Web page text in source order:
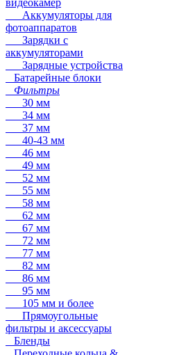
видеокамер
Аккумуляторы для
фотоаппаратов
Зарядки с
аккумуляторами
Зарядные устройства
Батарейные блоки
Фильтры
30 мм
34 мм
37 мм
40-43 мм
46 мм
49 мм
52 мм
55 мм
58 мм
62 мм
67 мм
72 мм
77 мм
82 мм
86 мм
95 мм
105 мм и более
Прямоугольные
фильтры и аксессуары
Бленды